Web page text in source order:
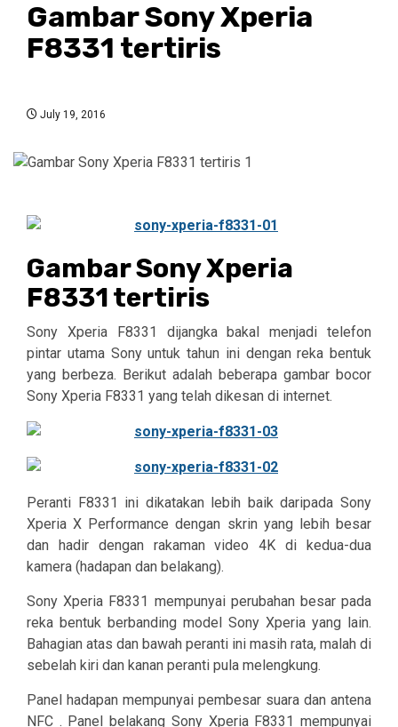
Gambar Sony Xperia
F8331 tertiris
July 19, 2016
Gambar Sony Xperia
F8331 tertiris
Sony Xperia F8331 dijangka bakal menjadi telefon
pintar utama Sony untuk tahun ini dengan reka bentuk
yang berbeza. Berikut adalah beberapa gambar bocor
Sony Xperia F8331 yang telah dikesan di internet.
Peranti F8331 ini dikatakan lebih baik daripada Sony
Xperia X Performance dengan skrin yang lebih besar
dan hadir dengan rakaman video 4K di kedua-dua
kamera (hadapan dan belakang).
Sony Xperia F8331 mempunyai perubahan besar pada
reka bentuk berbanding model Sony Xperia yang lain.
Bahagian atas dan bawah peranti ini masih rata, malah di
sebelah kiri dan kanan peranti pula melengkung.
Panel hadapan mempunyai pembesar suara dan antena
NFC . Panel belakang Sony Xperia F8331 mempunyai